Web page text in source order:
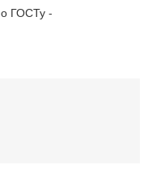
ГОСТу -